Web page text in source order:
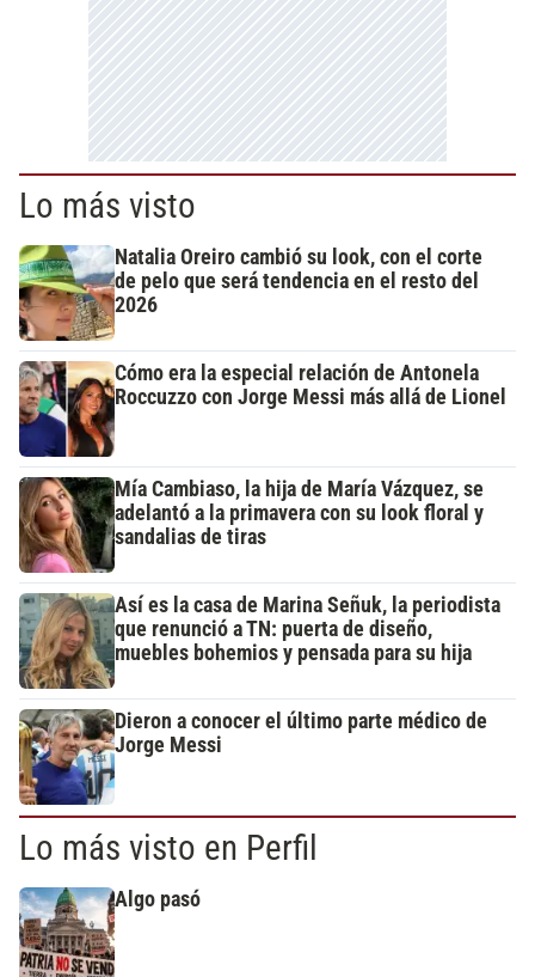
Lo más visto
Natalia Oreiro cambió su look, con el corte
de pelo que será tendencia en el resto del
2026
Cómo era la especial relación de Antonela
Roccuzzo con Jorge Messi más allá de Lionel
Mía Cambiaso, la hija de María Vázquez, se
adelantó a la primavera con su look floral y
sandalias de tiras
Así es la casa de Marina Señuk, la periodista
que renunció a TN: puerta de diseño,
muebles bohemios y pensada para su hija
Dieron a conocer el último parte médico de
Jorge Messi
Lo más visto en Perfil
Algo pasó